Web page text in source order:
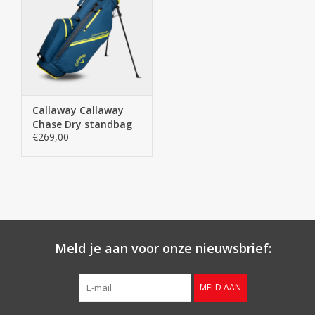
Callaway Callaway
Chase Dry standbag
navy
€269,00
Meld je aan voor onze nieuwsbrief:
MELD AAN